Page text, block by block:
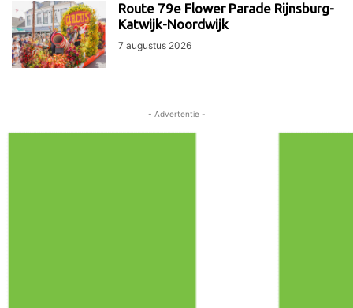
Route 79e Flower Parade Rijnsburg-
Katwijk-Noordwijk
7 augustus 2026
- Advertentie -